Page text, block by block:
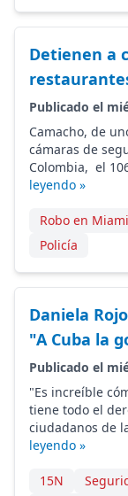
Detienen a
Publicado el
Camacho, de
cámaras de
Colombia, el
leyendo »
Robo en Miami
Policía
Daniela
"A Cuba la
Publicado el
"Es increíble
tiene todo el
ciudadanos de
leyendo »
15N